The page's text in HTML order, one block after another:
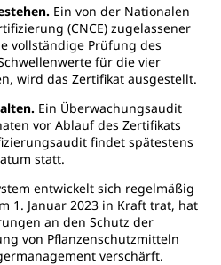
Ein von der Nationalen
(CNCE) zugelassener
vollständige Prüfung des
für die vier
wird das Zertifikat ausgestellt.
Ein Überwachungsaudit
vor Ablauf des Zertifikats
findet spätestens
statt.
entwickelt sich regelmäßig
1. Januar 2023 in Kraft trat, hat
an den Schutz der
von Pflanzenschutzmitteln
verschärft.